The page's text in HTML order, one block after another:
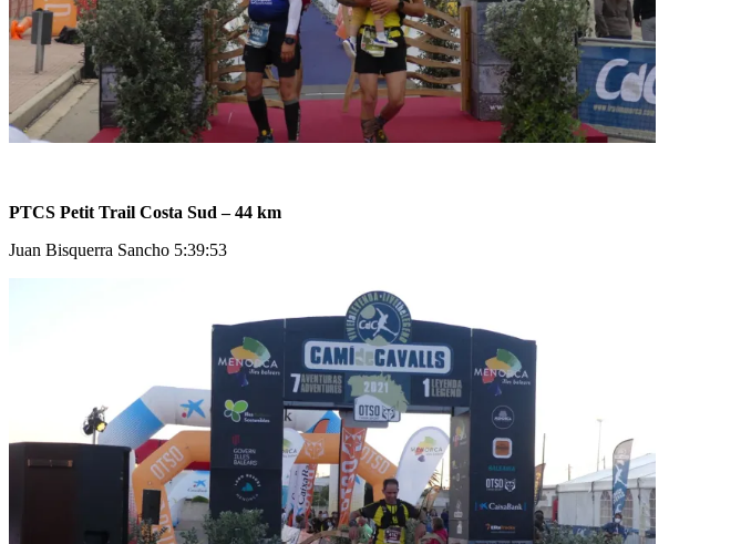
PTCS Petit Trail Costa Sud – 44 km
Juan Bisquerra Sancho 5:39:53